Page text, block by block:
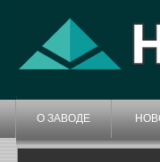
О ЗАВОДЕ